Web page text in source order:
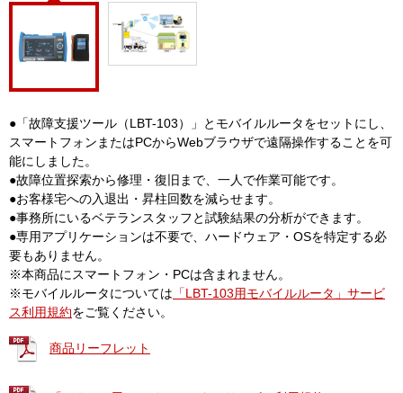
●「故障支援ツール（LBT-103）」とモバイルルータをセットにし、
スマートフォンまたはPCからWebブラウザで遠隔操作することを可
能にしました。
●故障位置探索から修理・復旧まで、一人で作業可能です。
●お客様宅への入退出・昇柱回数を減らせます。
●事務所にいるベテランスタッフと試験結果の分析ができます。
●専用アプリケーションは不要で、ハードウェア・OSを特定する必
要もありません。
※本商品にスマートフォン・PCは含まれません。
※モバイルルータについては 「LBT-103用モバイルルータ」サービ
ス利用規約をご覧ください。
商品リーフレット